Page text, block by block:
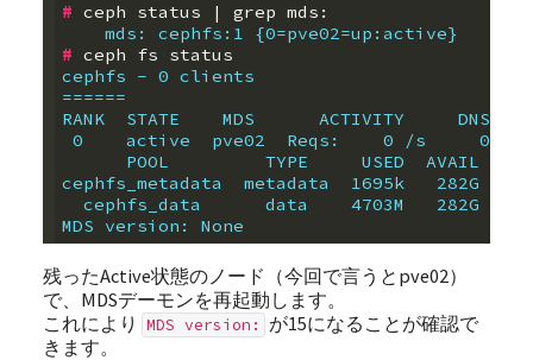
# ceph status |
    mds: cephfs:1 {0=pve02=up:active}
#
cephfs - 0 clients
======
RANK  STATE    MDS      ACTIVITY     DNS
0    active  pve02  Reqs:    0 /s
      POOL         TYPE     USED  AVAIL
cephfs_metadata  metadata  1695k   282G
  cephfs_data      data    4703M   282G
MDS version: None
残ったActive状態のノード（今回で言うとpve02）
で、MDSデーモンを再起動します。
これにより
MDS version:
が15になることが確認で
きます。